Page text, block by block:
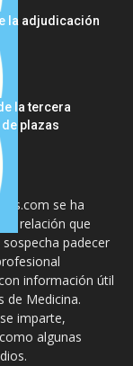
la adjudicación
la tercera
plazas
se ha
la relación que
padecer
información útil
de Medicina.
imparte,
algunas